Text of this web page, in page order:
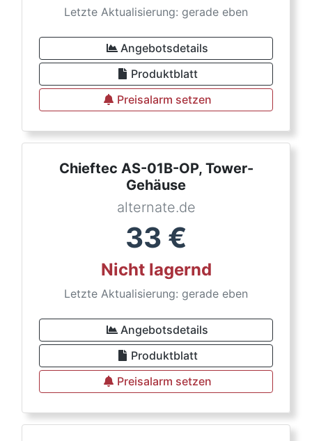
Letzte Aktualisierung: gerade eben
Angebotsdetails
Produktblatt
Preisalarm setzen
Chieftec AS-01B-OP, Tower-
Gehäuse
alternate.de
33 €
Nicht lagernd
Letzte Aktualisierung: gerade eben
Angebotsdetails
Produktblatt
Preisalarm setzen